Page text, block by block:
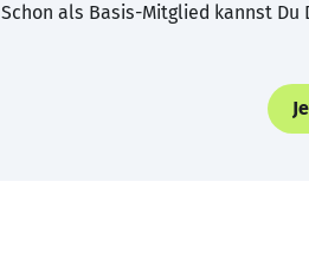
Schon als Basis-Mitglied kannst